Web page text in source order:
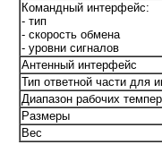
Командный интерфейс:
- тип
- скорость обмена
- уровни сигналов
Антенный интерфейс
Тип ответной части для
Диапазон рабочих
Размеры
Вес